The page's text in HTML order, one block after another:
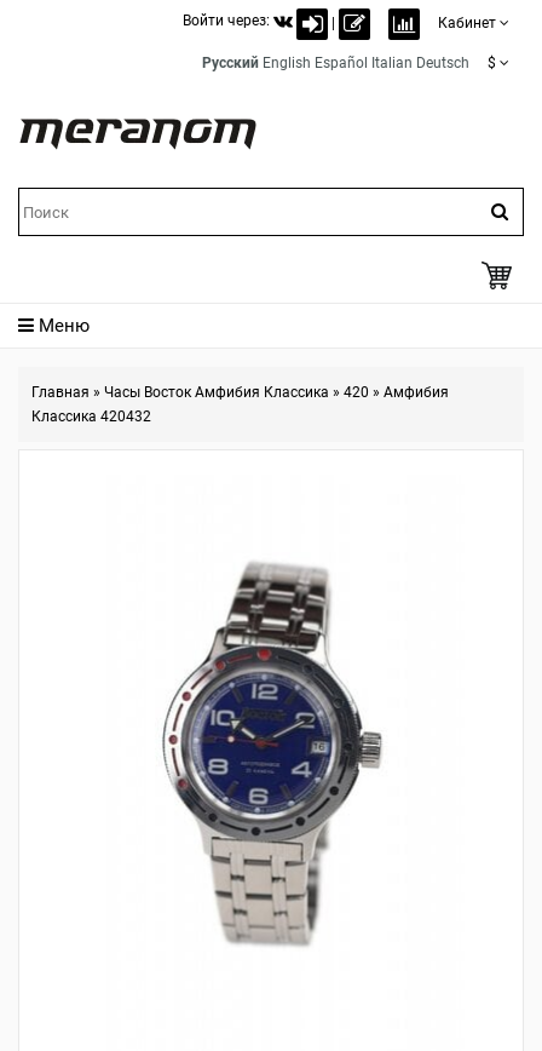
Войти через: Кабинет
Русский English Español Italian Deutsch $
Меню
Главная » Часы Восток Амфибия Классика » 420 » Амфибия
Классика 420432